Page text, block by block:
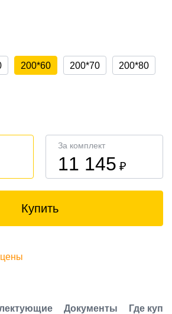
200*60 200*70 200*80
За комплект
11 145 ₽
Купить
Документы Где